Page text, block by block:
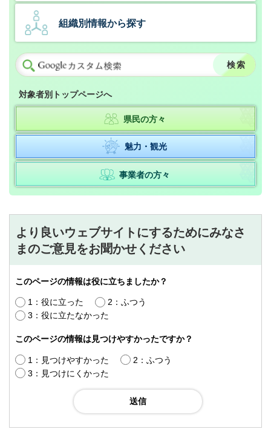
組織別情報から探す
対象者別トップページへ
県民の方々
魅力・観光
事業者の方々
より良いウェブサイトにするためにみなさ
まのご意見をお聞かせください
このページの情報は役に立ちましたか？
1：役に立った
2：ふつう
3：役に立たなかった
このページの情報は見つけやすかったですか？
1：見つけやすかった
2：ふつう
3：見つけにくかった